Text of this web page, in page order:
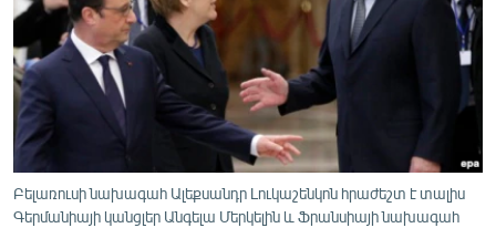
ՄԻՋԱԶԳԱՅԻՆ
ՄՇԱԿՈՒՅԹ
ՍՊՈՐՏ
ՄԵԿՆԱԲԱՆՈՒԹՅՈՒՆ
ՏՏ ԵՒ ԻՆՏԵՐՆԵՏ
ԿՈՐՈՆԱՎԻՐՈՒՍ
Բելառուսի նախագահ Ալեքսանդր Լուկաշենկոն հրաժեշտ է տալիս
Գերմանիայի կանցլեր Անգելա Մերկելին և Ֆրանսիայի նախագահ